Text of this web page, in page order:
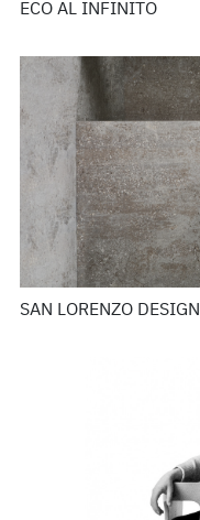
ECO AL INFINITO
SAN LORENZO DESIGN